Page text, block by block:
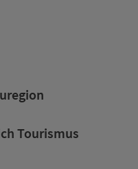
Tourismus